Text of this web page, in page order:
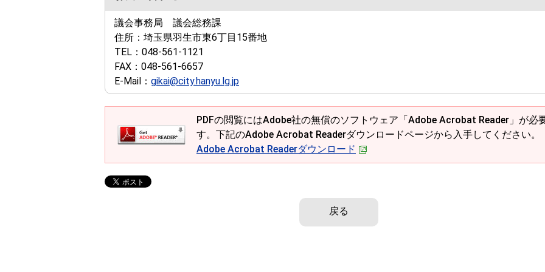
議会事務局 議会総務課
住所： 埼玉県羽生市東6丁目15番地
TEL： 048-561-1121
FAX： 048-561-6657
E-Mail： gikai@city.hanyu.lg.jp
PDFの閲覧にはAdobe社の無償のソフトウェア「Adobe Acrobat Reader」が必
す。下記のAdobe Acrobat Readerダウンロードページから入手してください。
Adobe Acrobat Readerダウンロード
戻る